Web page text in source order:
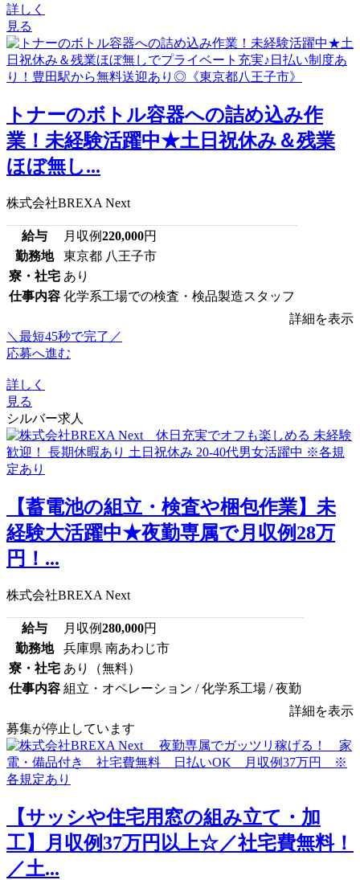
詳しく
見る
トナーのボトル容器への詰め込み作
業！未経験活躍中★土日祝休み＆残業
ほぼ無し...
株式会社BREXA Next
給与 月収例220,000円
勤務地
東京都 八王子市
寮・社宅 あり
仕事内容 化学系工場での検査・検品製造スタッフ
詳細を表示
＼最短45秒で完了／
応募へ進む
詳しく
見る
シルバー求人
【蓄電池の組立・検査や梱包作業】未
経験大活躍中★夜勤専属で月収例28万
円！...
株式会社BREXA Next
給与 月収例280,000円
勤務地
兵庫県 南あわじ市
寮・社宅 あり（無料）
仕事内容 組立・オペレーション / 化学系工場 / 夜勤
詳細を表示
募集が停止しています
【サッシや住宅用窓の組み立て・加
工】月収例37万円以上☆／社宅費無料！
／土...